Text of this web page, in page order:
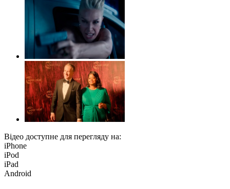
Відео доступне для перегляду на:
iPhone
iPod
iPad
Android